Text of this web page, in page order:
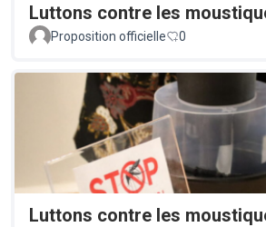
Luttons contre les
Proposition officielle
0
Luttons contre les